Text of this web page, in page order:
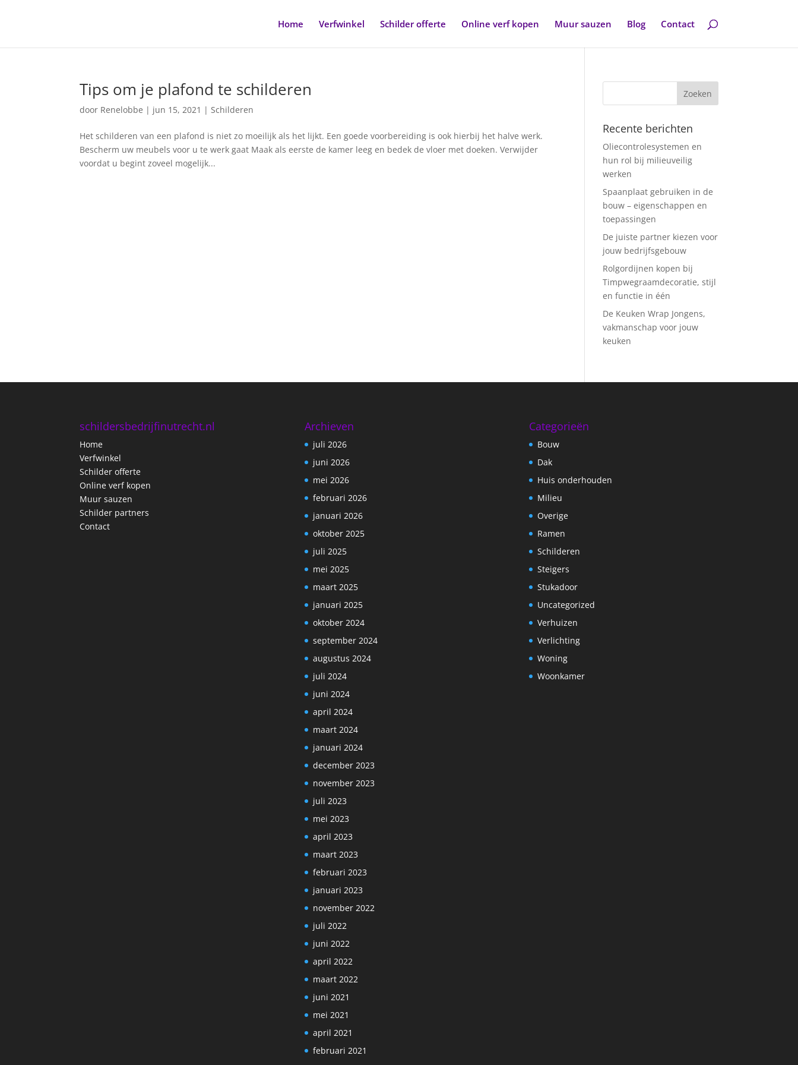
Home Verfwinkel Schilder offerte Online verf kopen Muur sauzen Blog Contact
Tips om je plafond te schilderen
door Renelobbe | jun 15, 2021 |Schilderen
Het schilderen van een plafond is niet zo moeilijk als het lijkt. Een goede voorbereiding is ook hierbij het halve werk.
Bescherm uw meubels voor u te werk gaat Maak als eerste de kamer leeg en bedek de vloer met doeken. Verwijder
voordat u begint zoveel mogelijk...
Recente berichten
Oliecontrolesystemen en
hun rol bij milieuveilig
werken
Spaanplaat gebruiken in de
bouw – eigenschappen en
toepassingen
De juiste partner kiezen voor
jouw bedrijfsgebouw
Rolgordijnen kopen bij
Timpwegraamdecoratie, stijl
en functie in één
De Keuken Wrap Jongens,
vakmanschap voor jouw
keuken
schildersbedrijfinutrecht.nl
Home
Verfwinkel
Schilder offerte
Online verf kopen
Muur sauzen
Schilder partners
Contact
Archieven
juli 2026
juni 2026
mei 2026
februari 2026
januari 2026
oktober 2025
juli 2025
mei 2025
maart 2025
januari 2025
oktober 2024
september 2024
augustus 2024
juli 2024
juni 2024
april 2024
maart 2024
januari 2024
december 2023
november 2023
juli 2023
mei 2023
april 2023
maart 2023
februari 2023
januari 2023
november 2022
juli 2022
juni 2022
april 2022
maart 2022
juni 2021
mei 2021
april 2021
februari 2021
Categorieën
Bouw
Dak
Huis onderhouden
Milieu
Overige
Ramen
Schilderen
Steigers
Stukadoor
Uncategorized
Verhuizen
Verlichting
Woning
Woonkamer